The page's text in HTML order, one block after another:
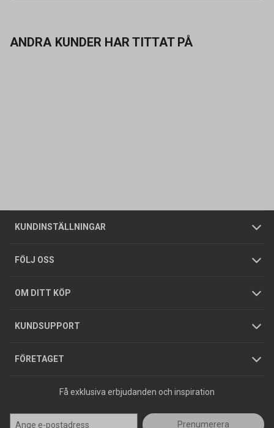
ANDRA KUNDER HAR TITTAT PÅ
KUNDINSTÄLLNINGAR
Företagskund / Privatkund
FÖLJ OSS
OM DITT KÖP
Allmänna försäljningsvillkor
Integritetspolicy
GDPR
KUNDSUPPORT
Butiker
Foldrar och kataloger
Köpguider
Varumärken
FÖRETAGET
Om oss
Tjänster
Hållbarhet
Jobba hos oss
Press
Få exklusiva erbjudanden och inspiration
Prenumerera